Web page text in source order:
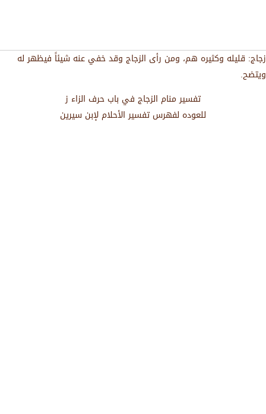
زجاج: قليله وكثيره هم، ومن رأى الزجاج وقد خفي عنه شيئاً فيظهر له
ويتضح.
تفسير منام الزجاج في باب حرف الزاء ز
للعوده لفهرس تفسير الأحلام لإبن سيرين